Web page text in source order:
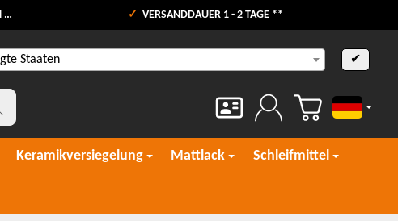
VERSANDDAUER 1 - 2 TAGE **
Staaten ✔
Deutsch
Keramikversiegelung Mattlack Schleifmittel